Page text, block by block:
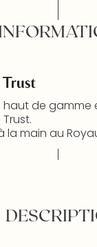
haut de gamme
la main au